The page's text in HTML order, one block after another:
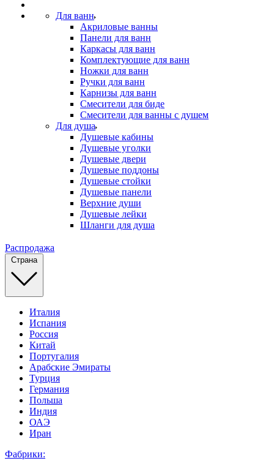
Для ванн
Акриловые ванны
Панели для ванн
Каркасы для ванн
Комплектующие для ванн
Ножки для ванн
Ручки для ванн
Карнизы для ванн
Смесители для биде
Смесители для ванны с душем
Для душа
Душевые кабины
Душевые уголки
Душевые двери
Душевые поддоны
Душевые стойки
Душевые панели
Верхние души
Душевые лейки
Шланги для душа
Распродажа
Страна
Италия
Испания
Россия
Китай
Португалия
Арабские Эмираты
Турция
Германия
Польша
Индия
ОАЭ
Иран
Фабрики: